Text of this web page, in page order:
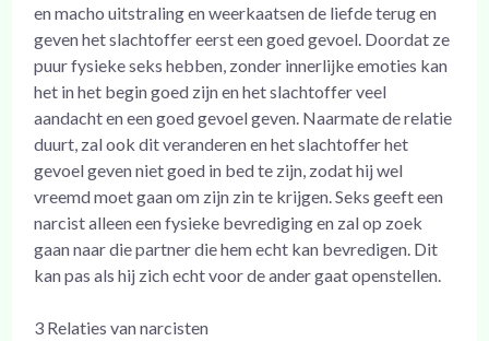
en macho uitstraling en weerkaatsen de liefde terug en
geven het slachtoffer eerst een goed gevoel. Doordat ze
puur fysieke seks hebben, zonder innerlijke emoties kan
het in het begin goed zijn en het slachtoffer veel
aandacht en een goed gevoel geven. Naarmate de relatie
duurt, zal ook dit veranderen en het slachtoffer het
gevoel geven niet goed in bed te zijn, zodat hij wel
vreemd moet gaan om zijn zin te krijgen. Seks geeft een
narcist alleen een fysieke bevrediging en zal op zoek
gaan naar die partner die hem echt kan bevredigen. Dit
kan pas als hij zich echt voor de ander gaat openstellen.
3 Relaties van narcisten